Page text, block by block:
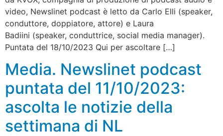
video, Newslinet podcast è letto da Carlo Elli (speaker,
conduttore, doppiatore, attore) e Laura
Badiini (speaker, conduttrice, social media manager).
Puntata del 18/10/2023 Qui per ascoltare […]
Media. Newslinet podcast
puntata del 11/10/2023:
ascolta le notizie della
settimana di NL